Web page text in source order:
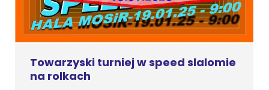
Towarzyski turniej w speed slalomie
na rolkach